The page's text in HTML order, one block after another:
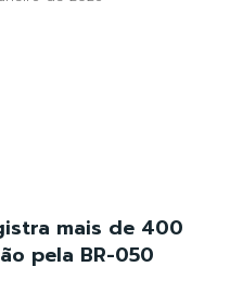
mais de 400
pela BR-050